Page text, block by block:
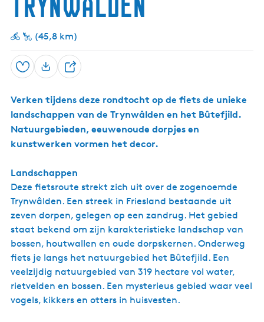
r
u
m
u
j
e
a
R
t
m
-
u
i
k
i
j
t
o
t
r
n
n
l
j
s
b
r
g
G
t
s
r
k
e
l
e
n
m
t
e
S
u
l
(45,8 km)
Opslaan
D
e
l
Verken tijdens deze rondtocht op de fiets de unieke
landschappen van de Trynwâlden en het Bûtefjild.
Natuurgebieden, eeuwenoude dorpjes en
kunstwerken vormen het decor.
Landschappen
Deze fietsroute strekt zich uit over de zogenoemde
Trynwâlden. Een streek in Friesland bestaande uit
zeven dorpen, gelegen op een zandrug. Het gebied
staat bekend om zijn karakteristieke landschap van
bossen, houtwallen en oude dorpskernen. Onderweg
fiets je langs het natuurgebied het Bûtefjild. Een
veelzijdig natuurgebied van 319 hectare vol water,
rietvelden en bossen. Een mysterieus gebied waar veel
vogels, kikkers en otters in huisvesten.